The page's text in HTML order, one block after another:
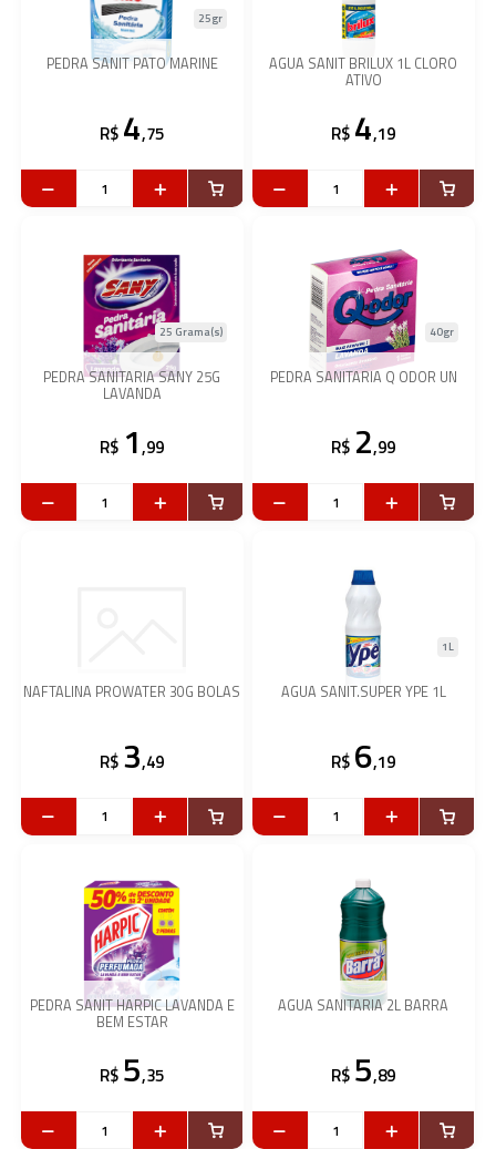
PEDRA SANIT PATO MARINE
25gr
R$ 4,75
AGUA SANIT BRILUX 1L CLORO
ATIVO
R$ 4,19
PEDRA SANITARIA SANY 25G
LAVANDA
25 Grama(s)
R$ 1,99
PEDRA SANITARIA Q ODOR UN
40gr
R$ 2,99
NAFTALINA PROWATER 30G BOLAS
R$ 3,49
AGUA SANIT.SUPER YPE 1L
1L
R$ 6,19
PEDRA SANIT HARPIC LAVANDA E
BEM ESTAR
R$ 5,35
AGUA SANITARIA 2L BARRA
R$ 5,89